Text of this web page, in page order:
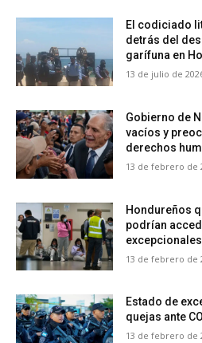
El codiciado
detrás del
garífuna en
13 de julio de
Gobierno de
vacíos y
derechos
13 de febrero de
Hondureños
podrían
excepcionales
13 de febrero de
Estado de
quejas ante
13 de febrero de